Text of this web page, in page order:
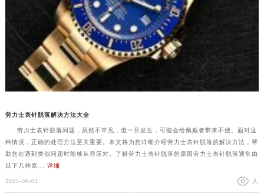
劳力士表针脱落解决方法大全
劳力士表针脱落问题，虽然不常见，但一旦发生，可能会给佩戴者带来不便。面对这
种情况，正确的处理方法至关重要。本文将为您详细介绍劳力士表针脱落的解决方法，帮
助您在遇到类似问题时能够从容应对。了解劳力士表针脱落的原因劳力士表针脱落通常由
以下几种原... 详细
2025-06-02 人